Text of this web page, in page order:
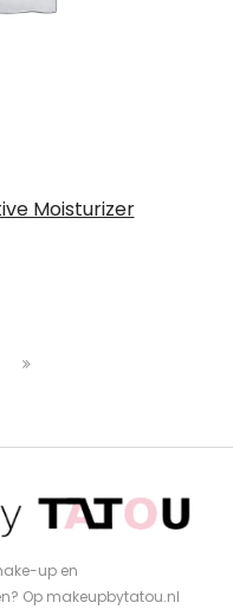
Moisturizer
up en
Op makeupbytatou.nl